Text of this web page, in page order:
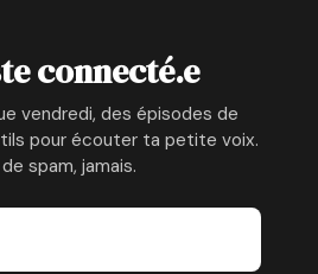
connecté.e
vendredi, des épisodes de
pour écouter ta petite voix.
spam, jamais.